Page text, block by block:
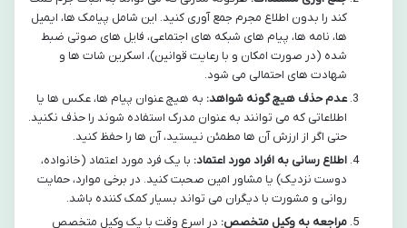
کند را بدون اطلاع مجرم جمع آوری کنید. این شامل پیامک ها، ایمیل
ها، نامه ها، پیام های شبکه های اجتماعی، فایل های صوتی ضبط
شده (در صورت امکان و با رعایت قوانین)، اسکرین شات ها و
شهادت های احتمالی می شود.
عدم حذف هیچ گونه شواهد: به هیچ عنوان پیام ها، عکس ها یا
اطلاعاتی که می توانند به عنوان مدرک استفاده شوند را حذف نکنید.
حتی اگر از ارزش آن ها مطمئن نیستید، آن ها را حفظ کنید.
اطلاع رسانی به افراد مورد اعتماد: با یک فرد مورد اعتماد (خانواده،
دوست نزدیک) یا مشاور امین صحبت کنید. در برخی موارد، حمایت
روانی و مشورت با دیگران می تواند بسیار کمک کننده باشد.
مراجعه به وکیل متخصص: در اسرع وقت با یک وکیل متخصص